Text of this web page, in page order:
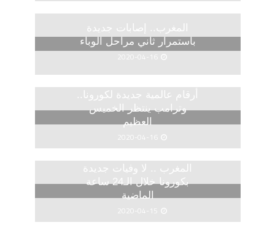
المغرب.. إصابات جديدة
باستمرار ثاني مراحل الوباء
2020-04-16
أرقام عالمية جديدة لكورونا..
وترامب ينتظر الخميس
العظيم
2020-04-16
المغرب .. لا وفيات جديدة
بكورونا خلال الـ24 ساعة
الماضية
2020-04-15